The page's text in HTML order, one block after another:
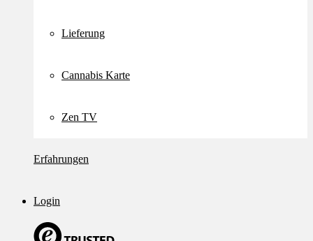
Lieferung
Cannabis Karte
Zen TV
Erfahrungen
Login